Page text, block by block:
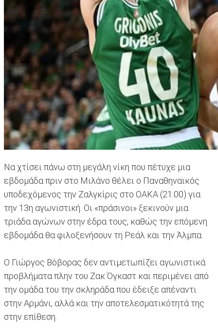
Να χτίσει πάνω στη μεγάλη νίκη που πέτυχε μια
εβδομάδα πριν στο Μιλάνο θέλει ο Παναθηναϊκός
υποδεχόμενος την Ζαλγκίρις στο ΟΑΚΑ (21:00) για
την 13η αγωνιστική. Οι «πράσινοι» ξεκινούν μια
τριάδα αγώνων στην έδρα τους, καθώς την επόμενη
εβδομάδα θα φιλοξενήσουν τη Ρεάλ και την Άλμπα.
Ο Γιώργος Βόβορας δεν αντιμετωπίζει αγωνιστικά
προβλήματα πλην του Ζακ Όγκαστ και περιμένει από
την ομάδα του την σκληράδα που έδειξε απέναντι
στην Αρμάνι, αλλά και την αποτελεσματικότητά της
στην επίθεση.